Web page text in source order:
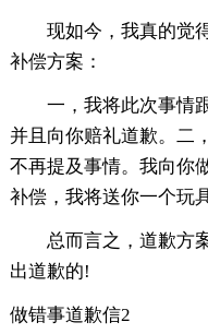
现如今，我真的觉
补偿方案：
一，我将此次事情
并且向你赔礼道歉。二
不再提及事情。我向你
补偿，我将送你一个玩
总而言之，道歉方
出道歉的!
做错事道歉信2